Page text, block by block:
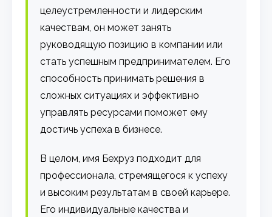
целеустремленности и лидерским
качествам, он может занять
руководящую позицию в компании или
стать успешным предпринимателем. Его
способность принимать решения в
сложных ситуациях и эффективно
управлять ресурсами поможет ему
достичь успеха в бизнесе.
В целом, имя Бехруз подходит для
профессионала, стремящегося к успеху
и высоким результатам в своей карьере.
Его индивидуальные качества и